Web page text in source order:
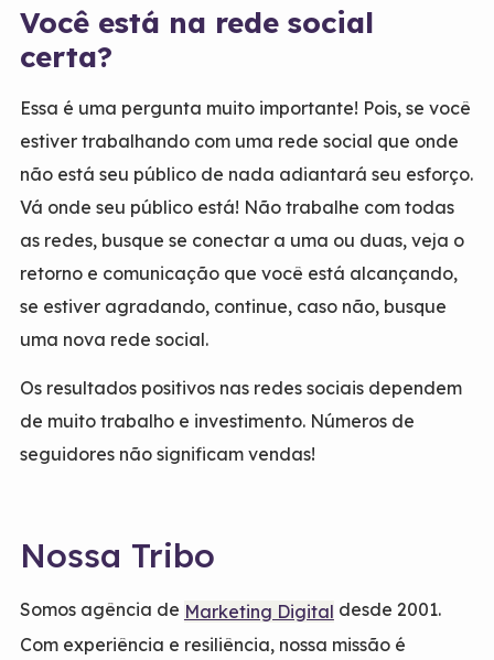
Você está na rede social
certa?
Essa é uma pergunta muito importante! Pois, se você
estiver trabalhando com uma rede social que onde
não está seu público de nada adiantará seu esforço.
Vá onde seu público está! Não trabalhe com todas
as redes, busque se conectar a uma ou duas, veja o
retorno e comunicação que você está alcançando,
se estiver agradando, continue, caso não, busque
uma nova rede social.
Os resultados positivos nas redes sociais dependem
de muito trabalho e investimento. Números de
seguidores não significam vendas!
Nossa Tribo
Somos agência de Marketing Digital desde 2001.
Com experiência e resiliência, nossa missão é